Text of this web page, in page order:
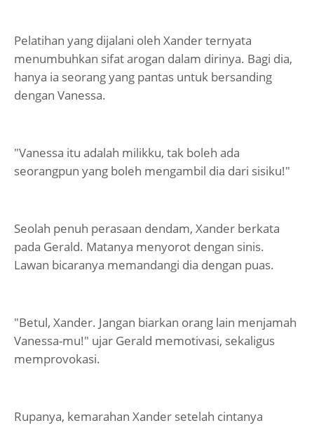
Pelatihan yang dijalani oleh Xander ternyata
menumbuhkan sifat arogan dalam dirinya. Bagi dia,
hanya ia seorang yang pantas untuk bersanding
dengan Vanessa.
"Vanessa itu adalah milikku, tak boleh ada
seorangpun yang boleh mengambil dia dari sisiku!"
Seolah penuh perasaan dendam, Xander berkata
pada Gerald. Matanya menyorot dengan sinis.
Lawan bicaranya memandangi dia dengan puas.
"Betul, Xander. Jangan biarkan orang lain menjamah
Vanessa-mu!" ujar Gerald memotivasi, sekaligus
memprovokasi.
Rupanya, kemarahan Xander setelah cintanya